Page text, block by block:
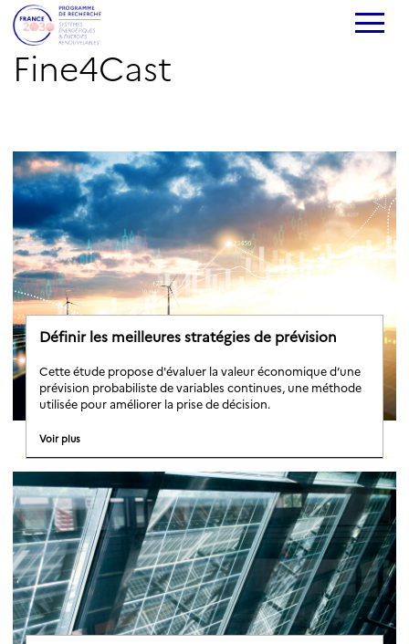
Fine4Cast
Définir les meilleures stratégies de prévision
Cette étude propose d'évaluer la valeur économique d’une
prévision probabiliste de variables continues, une méthode
utilisée pour améliorer la prise de décision.
Voir plus